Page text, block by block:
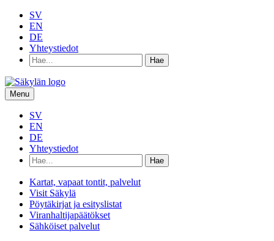
SV
EN
DE
Yhteystiedot
Hae
hakusanalla:
Menu
SV
EN
DE
Yhteystiedot
Hae
hakusanalla:
Kartat, vapaat tontit, palvelut
Visit Säkylä
Pöytäkirjat ja esityslistat
Viranhaltijapäätökset
Sähköiset palvelut